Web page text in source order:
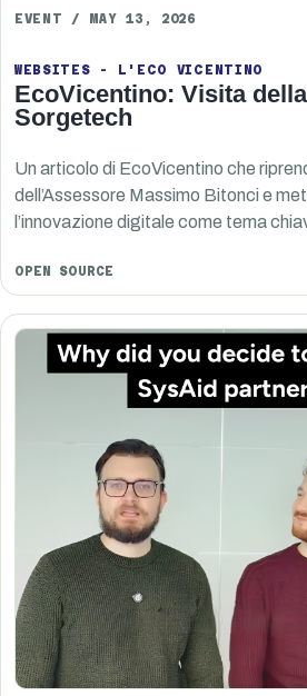
EVENT / MAY 13, 2026
WEBSITES - L'ECO VICENTINO
EcoVicentino: Visita
Sorgetech
Un articolo di EcoVicentino che
dell’Assessore Massimo Bitonci e
l’innovazione digitale come tema
OPEN SOURCE